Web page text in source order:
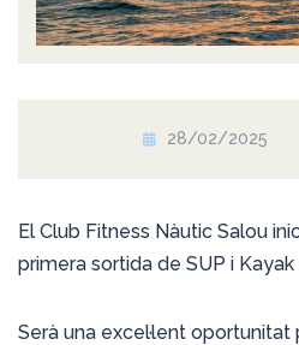
28/02/2025
El Club Fitness Nàutic Salou
primera sortida de SUP i
Serà una excel·lent oportunitat